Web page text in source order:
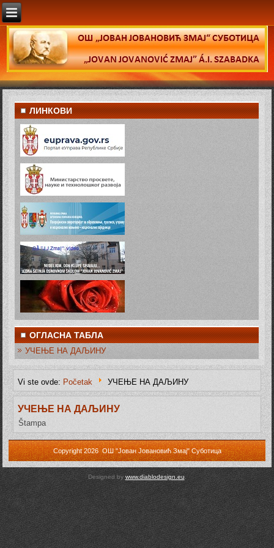
ЛИНКОВИ
ОГЛАСНА ТАБЛА
УЧЕЊЕ НА ДАЉИНУ
Vi ste ovde: Početak УЧЕЊЕ НА ДАЉИНУ
УЧЕЊЕ НА ДАЉИНУ
Štampa
Copyright 2026 ОШ "Јован Јовановић Змај" Суботица
Designed by www.diablodesign.eu.